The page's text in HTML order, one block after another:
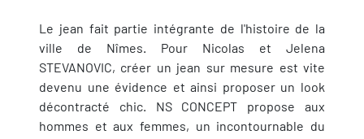
Le jean fait partie intégrante de l'histoire de la
ville de Nîmes. Pour Nicolas et Jelena
STEVANOVIC, créer un jean sur mesure est vite
devenu une évidence et ainsi proposer un look
décontracté chic. NS CONCEPT propose aux
hommes et aux femmes, un incontournable du